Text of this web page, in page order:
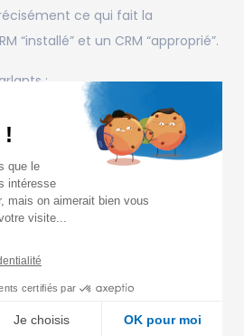
!
que le
intéresse
mais on aimerait bien vous
visite...
certifiés par
Je choisis OK pour moi
ce qui fait la
“installé” et un CRM “approprié”.
:
de validation de devis
sur mesure peut
et synchroniser les
automatiquement des
à partir de données
sur mesure le fait en
suivre la satisfaction client
? Un module personnalisé
CRM.